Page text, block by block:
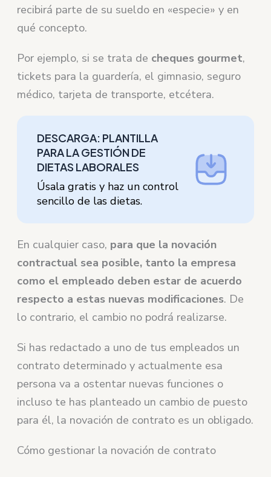
recibirá parte de su sueldo en «especie» y en
qué concepto.
Por ejemplo, si se trata de cheques gourmet,
tickets para la guardería, el gimnasio, seguro
médico, tarjeta de transporte, etcétera.
DESCARGA: PLANTILLA
PARA LA GESTIÓN DE
DIETAS LABORALES
Úsala gratis y haz un control
sencillo de las dietas.
En cualquier caso, para que la novación
contractual sea posible, tanto la empresa
como el empleado deben estar de acuerdo
respecto a estas nuevas modificaciones. De
lo contrario, el cambio no podrá realizarse.
Si has redactado a uno de tus empleados un
contrato determinado y actualmente esa
persona va a ostentar nuevas funciones o
incluso te has planteado un cambio de puesto
para él, la novación de contrato es un obligado.
Cómo gestionar la novación de contrato